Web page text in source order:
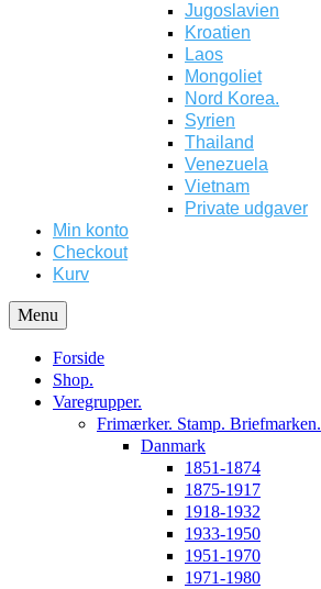
Jugoslavien
Kroatien
Laos
Mongoliet
Nord Korea.
Syrien
Thailand
Venezuela
Vietnam
Private udgaver
Min konto
Checkout
Kurv
Menu
Forside
Shop.
Varegrupper.
Frimærker. Stamp. Briefmarken.
Danmark
1851-1874
1875-1917
1918-1932
1933-1950
1951-1970
1971-1980